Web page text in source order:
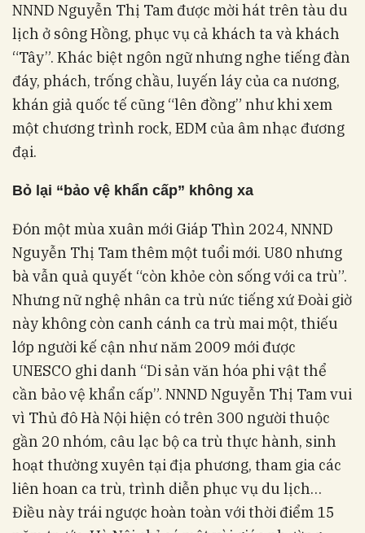
NNND Nguyễn Thị Tam được mời hát trên tàu du
lịch ở sông Hồng, phục vụ cả khách ta và khách
“Tây”. Khác biệt ngôn ngữ nhưng nghe tiếng đàn
đáy, phách, trống chầu, luyến láy của ca nương,
khán giả quốc tế cũng “lên đồng” như khi xem
một chương trình rock, EDM của âm nhạc đương
đại.
Bỏ lại “bảo vệ khẩn cấp” không xa
Đón một mùa xuân mới Giáp Thìn 2024, NNND
Nguyễn Thị Tam thêm một tuổi mới. U80 nhưng
bà vẫn quả quyết “còn khỏe còn sống với ca trù”.
Nhưng nữ nghệ nhân ca trù nức tiếng xứ Đoài giờ
này không còn canh cánh ca trù mai một, thiếu
lớp người kế cận như năm 2009 mới được
UNESCO ghi danh “Di sản văn hóa phi vật thể
cần bảo vệ khẩn cấp”. NNND Nguyễn Thị Tam vui
vì Thủ đô Hà Nội hiện có trên 300 người thuộc
gần 20 nhóm, câu lạc bộ ca trù thực hành, sinh
hoạt thường xuyên tại địa phương, tham gia các
liên hoan ca trù, trình diễn phục vụ du lịch…
Điều này trái ngược hoàn toàn với thời điểm 15